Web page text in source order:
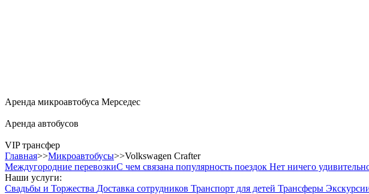
Аренда микроавтобуса Мерседес
Аренда автобусов
VIP трансфер
Главная>>Микроавтобусы>>Volkswagen Crafter
Междугородние перевозкиС чем связана популярность поездок Нет ничего
Наши услуги:
Свадьбы и Торжества Доставка сотрудников Транспорт для детей Трансферы